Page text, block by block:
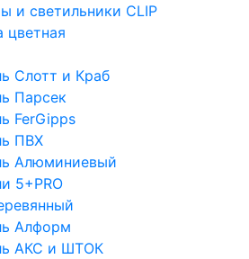
и светильники CLIP
цветная
Слотт и Краб
Парсек
FerGipps
ПВХ
Алюминиевый
5+PRO
Алформ
АКС и ШТОК